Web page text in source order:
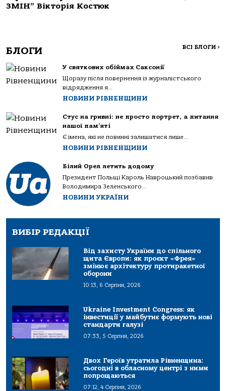
ЗМІН” Вікторія Костюк
БЛОГИ ВСІ БЛОГИ >
У святкових обіймах Саксонії
Щоразу після повернення із журналістського
відрядження я...
НОВИНИ РІВНЕНЩИНИ
Стус на гривні: не просто портрет, а питання
нашої пам’яті
Є імена, які не повинні залишатися лише...
НОВИНИ РІВНЕНЩИНИ
Білий Орел летить додому
Президент Польщі Кароль Навроцький позбавив
Володимира Зеленського...
НОВИНИ УКРАЇНИ
ВИБІР РЕДАКЦІЇ
Від захисту України до спільного
щита Європи: як проєкт «Фрея»
змінює архітектуру протиракетної
оборони
10:13, 6 Серпня, 2026
Ukraine Investment Congress: як
інвестиції у майбутнє формують нові
стандарти галузі
07:33, 5 Серпня, 2026
Двох Героїв утратила Рівненщина:
сьогодні в обласному центрі з ними
попрощаються
07:12, 4 Серпня, 2026